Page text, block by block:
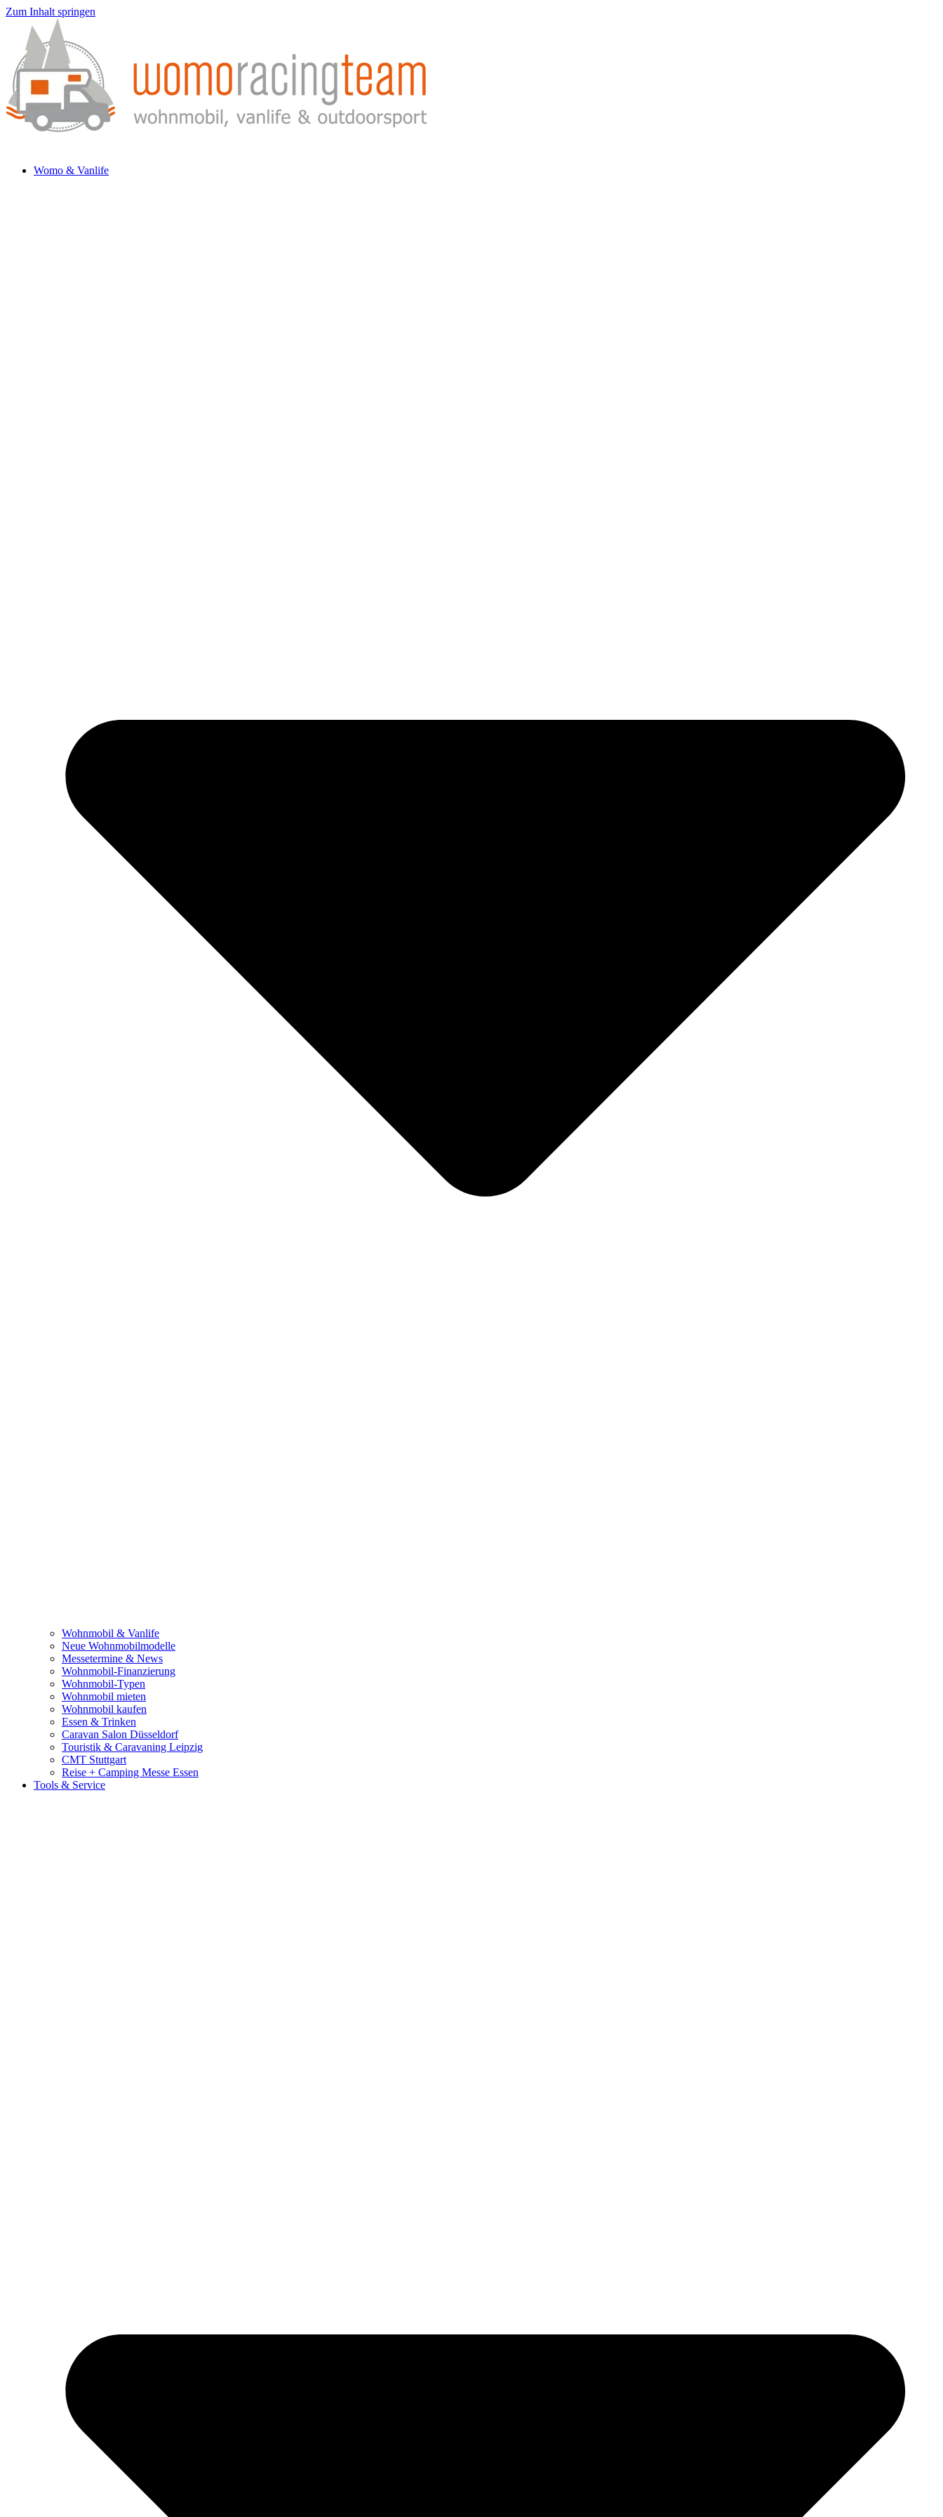
Zum Inhalt springen
Womo & Vanlife
Wohnmobil & Vanlife
Neue Wohnmobilmodelle
Messetermine & News
Wohnmobil-Finanzierung
Wohnmobil-Typen
Wohnmobil mieten
Wohnmobil kaufen
Essen & Trinken
Caravan Salon Düsseldorf
Touristik & Caravaning Leipzig
CMT Stuttgart
Reise + Camping Messe Essen
Tools & Service